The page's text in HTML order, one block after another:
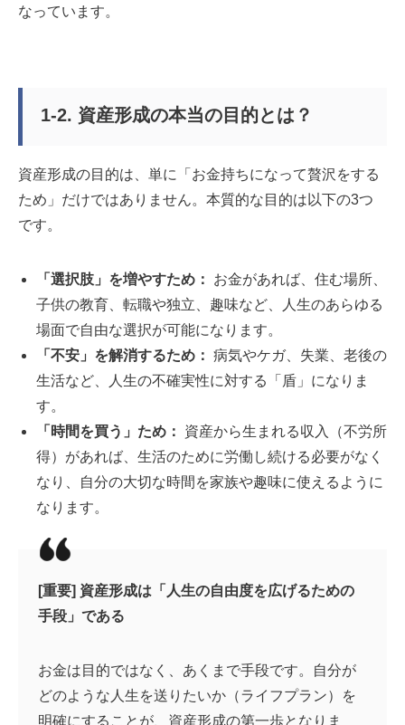
なっています。
1-2. 資産形成の本当の目的とは？
資産形成の目的は、単に「お金持ちになって贅沢をする
ため」だけではありません。本質的な目的は以下の3つ
です。
「選択肢」を増やすため：
お金があれば、住む場所、
子供の教育、転職や独立、趣味など、人生のあらゆる
場面で自由な選択が可能になります。
「不安」を解消するため： 病気やケガ、失業、老後の
生活など、人生の不確実性に対する「盾」になりま
す。
「時間を買う」ため：
資産から生まれる収入（不労所
得）があれば、生活のために労働し続ける必要がなく
なり、自分の大切な時間を家族や趣味に使えるように
なります。
[重要] 資産形成は「人生の自由度を広げるための
手段」である
お金は目的ではなく、あくまで手段です。自分が
どのような人生を送りたいか（ライフプラン）を
明確にすることが、資産形成の第一歩となりま